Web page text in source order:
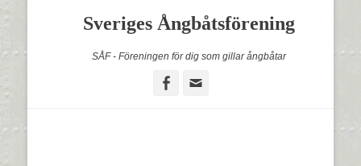
Sveriges Ångbåtsförening
SÅF - Föreningen för dig som gillar ångbåtar
Facebook